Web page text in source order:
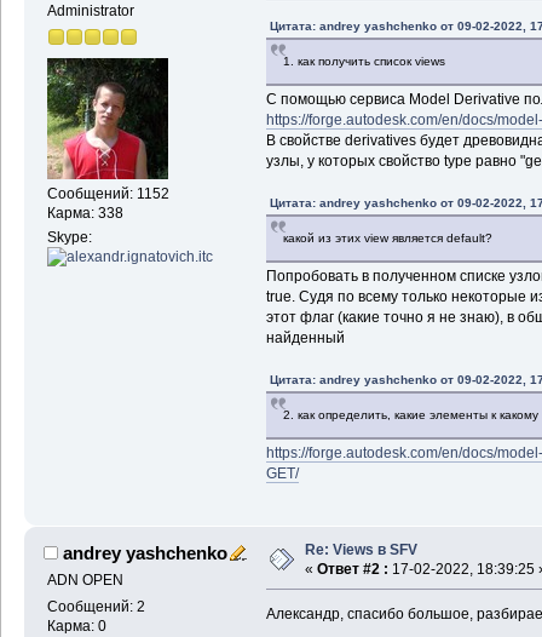
Administrator
Сообщений: 1152
Карма: 338
Skype:
Цитата: andrey yashchenko от 09-02-2022,
1. как получить список views
С помощью сервиса Model Derivative
https://forge.autodesk.com/en/docs/
В свойстве derivatives будет
узлы, у которых свойство type равно
Цитата: andrey yashchenko от 09-02-2022,
какой из этих view является default?
Попробовать в полученном списке
true. Судя по всему только некоторые
этот флаг (какие точно я не знаю), в
найденный
Цитата: andrey yashchenko от 09-02-2022,
2. как определить, какие элементы к
https://forge.autodesk.com/en/docs/
GET/
andrey yashchenko
ADN OPEN
Сообщений: 2
Карма: 0
Re: Views в SFV
« Ответ #2 : 17-02-2022, 18:39:25
Александр, спасибо большое,